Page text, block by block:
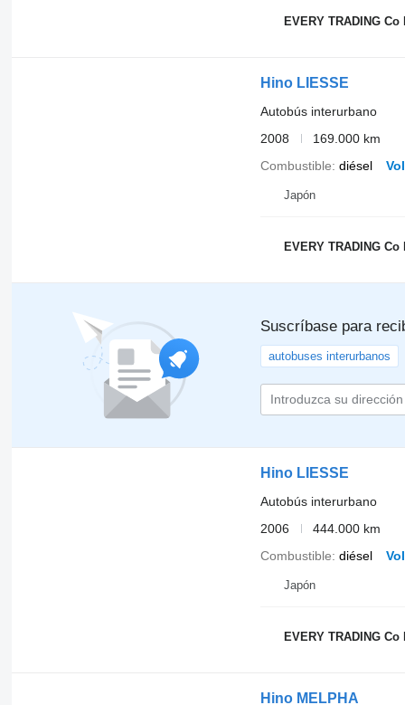
EVERY TRADING Co
Hino LIESSE
Autobús interurbano
2008
169.000 km
Combustible diésel
Japón
EVERY TRADING Co
Suscríbase para
autobuses interurbanos
Hino LIESSE
Autobús interurbano
2006
444.000 km
Combustible diésel
Japón
EVERY TRADING Co
Hino MELPHA